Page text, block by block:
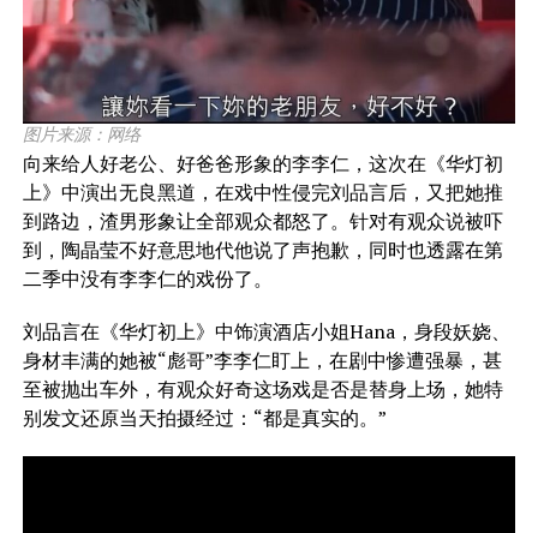
图片来源：网络
向来给人好老公、好爸爸形象的李李仁，这次在《华灯初
上》中演出无良黑道，在戏中性侵完刘品言后，又把她推
到路边，渣男形象让全部观众都怒了。针对有观众说被吓
到，陶晶莹不好意思地代他说了声抱歉，同时也透露在第
二季中没有李李仁的戏份了。
刘品言在《华灯初上》中饰演酒店小姐Hana，身段妖娆、
身材丰满的她被“彪哥”李李仁盯上，在剧中惨遭强暴，甚
至被抛出车外，有观众好奇这场戏是否是替身上场，她特
别发文还原当天拍摄经过：“都是真实的。”